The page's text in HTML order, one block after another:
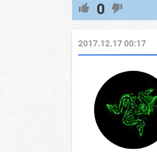
0
2017.12.17 00:17